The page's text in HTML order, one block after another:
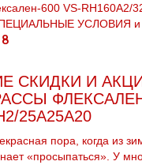
600 VS-RH160A2/
УСЛОВИЯ и
СКИДКИ И
25A25A20
пора, когда из
«просыпаться». У